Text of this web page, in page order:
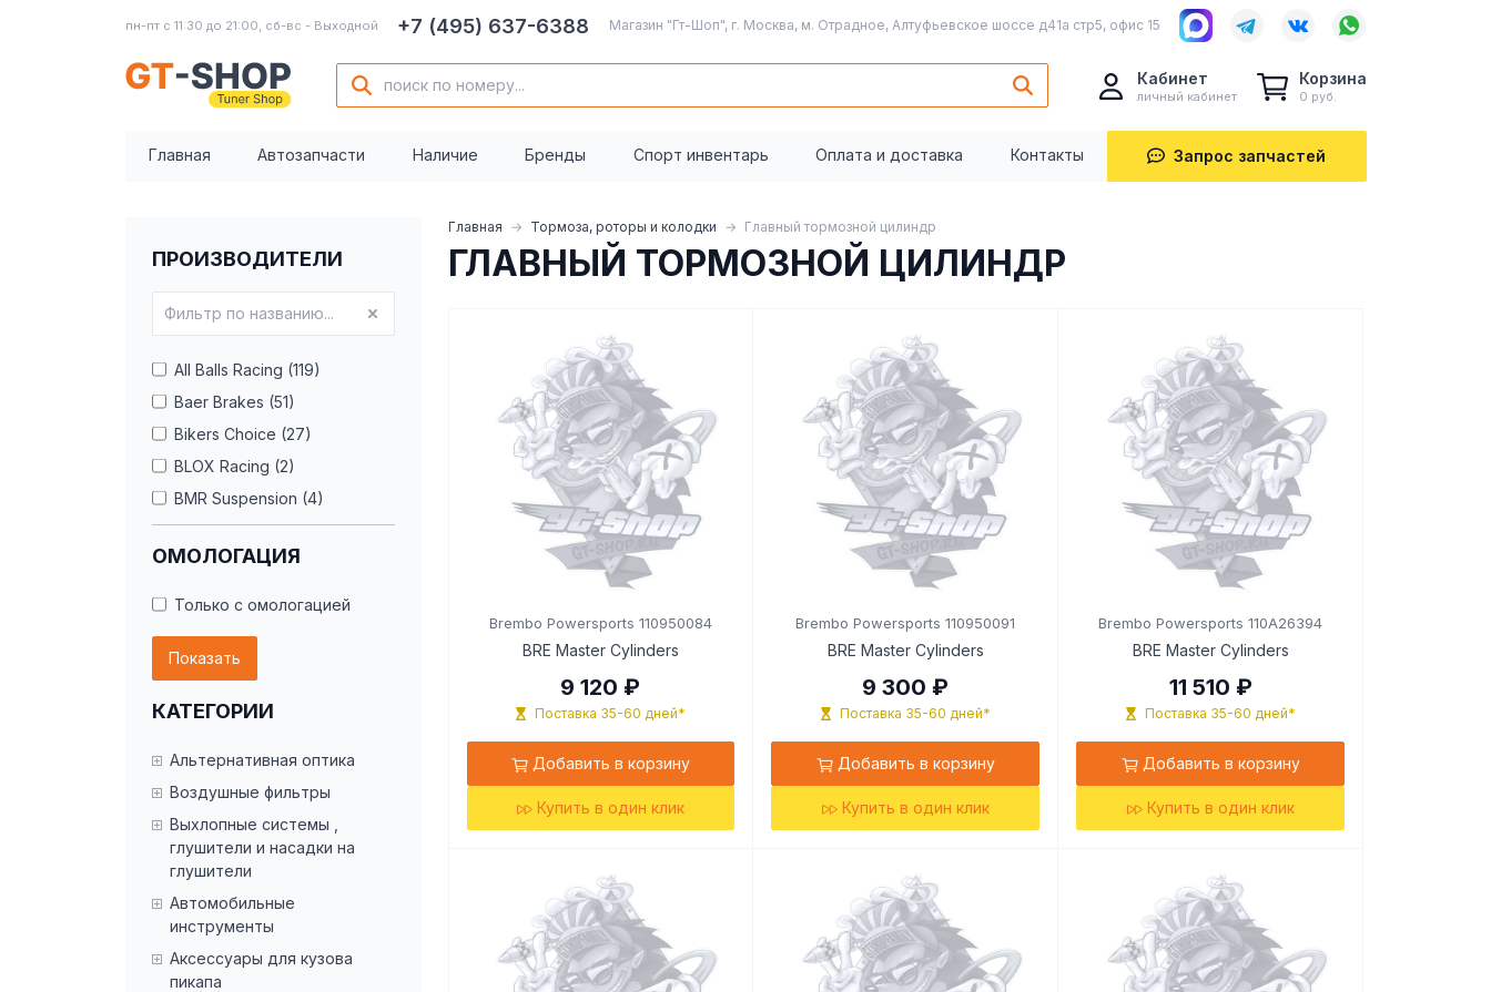
пн-пт с 11:30 до 21:00, сб-вс - Выходной +7 (495) 637-6388 Магазин "Гт-Шоп", г. Москва, м. Отрадное, Алтуфьевское шоссе д41а стр5, офис 15
Кабинет
личный кабинет
Корзина
0 руб.
Главная Автозапчасти Наличие Бренды Спорт инвентарь Оплата и доставка Контакты Запрос запчастей
ПРОИЗВОДИТЕЛИ
All Balls Racing (119)
Baer Brakes (51)
Bikers Choice (27)
BLOX Racing (2)
BMR Suspension (4)
Brembo Powersports (115)
DFC (1)
ISR Performance (1)
Project Mu (2)
Torque Solution (1)
Wehrli (48)
Wilwood (361)
ОМОЛОГАЦИЯ
Только с омологацией
Показать
КАТЕГОРИИ
Альтернативная оптика
Воздушные фильтры
Выхлопные системы ,
глушители и насадки на
глушители
Автомобильные
инструменты
Аксессуары для кузова
пикапа
Главная Тормоза, роторы и колодки Главный тормозной цилиндр
ГЛАВНЫЙ ТОРМОЗНОЙ ЦИЛИНДР
Brembo Powersports 110950084
BRE Master Cylinders
9 120 ₽
Поставка 35-60 дней*
Добавить в корзину
Купить в один клик
Brembo Powersports 110950091
BRE Master Cylinders
9 300 ₽
Поставка 35-60 дней*
Добавить в корзину
Купить в один клик
Brembo Powersports 110A26394
BRE Master Cylinders
11 510 ₽
Поставка 35-60 дней*
Добавить в корзину
Купить в один клик